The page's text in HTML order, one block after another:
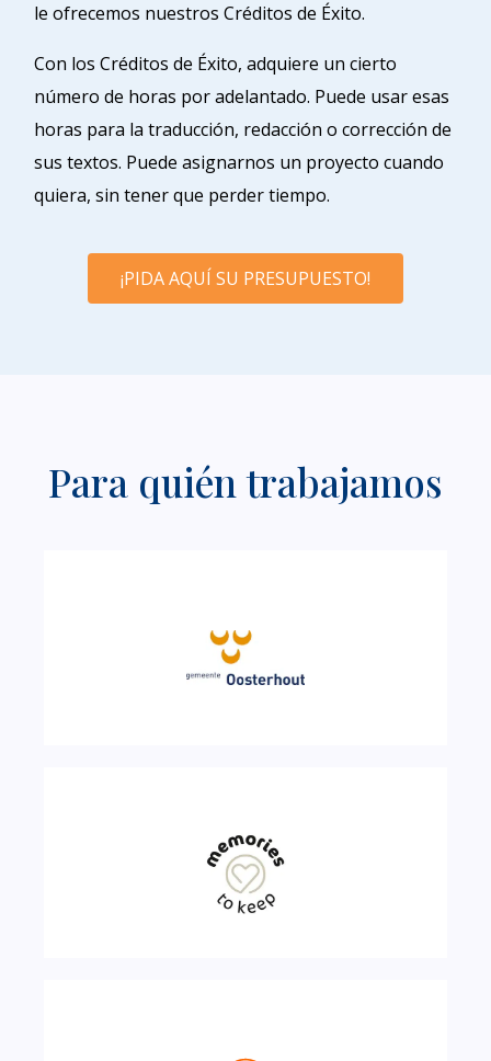
le ofrecemos nuestros Créditos de Éxito.
Con los Créditos de Éxito, adquiere un cierto
número de horas por adelantado. Puede usar esas
horas para la traducción, redacción o corrección de
sus textos. Puede asignarnos un proyecto cuando
quiera, sin tener que perder tiempo.
¡PIDA AQUÍ SU PRESUPUESTO!
Para quién trabajamos